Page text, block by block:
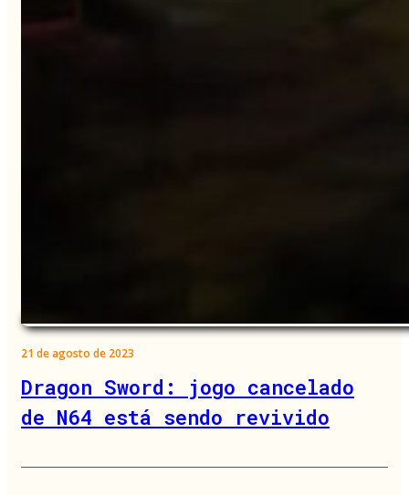
21 de agosto de 2023
Dragon Sword: jogo cancelado
de N64 está sendo revivido